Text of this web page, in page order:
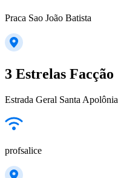
Praca Sao João Batista
3 Estrelas Facção
Estrada Geral Santa Apolônia
profsalice